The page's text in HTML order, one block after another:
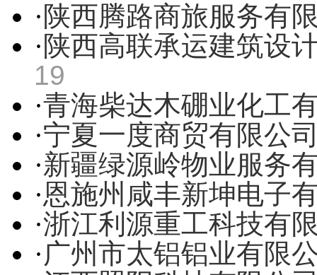
· 陕西腾路商旅服务有
· 陕西高联承运建筑设
19
·青海柴达木硼业化工
·宁夏一度商贸有限公
·新疆绿源岭物业服务
·恩施州咸丰新坤电子
·浙江利源重工科技有
·广州市太铝铝业有限